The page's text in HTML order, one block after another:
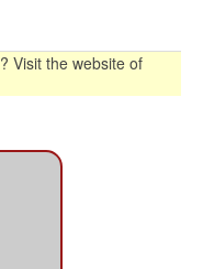
? Visit the website of